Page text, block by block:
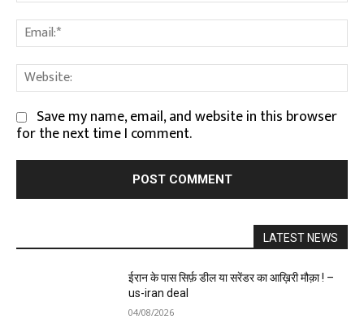
Save my name, email, and website in this browser
for the next time I comment.
LATEST NEWS
ईरान के पास सिर्फ़ डील या सरेंडर का आख़िरी मौक़ा ! –
us-iran deal
04/08/2026